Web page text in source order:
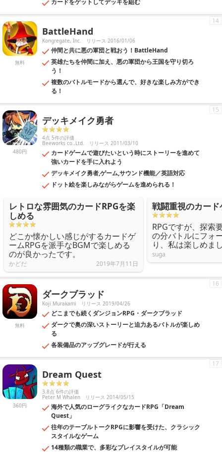
カードをゲットしてデッキを組む
無料
BattleHand
Kongregate, Inc. リリース 2016/01/06
仲間と共に悪の軍団と戦おう！BattleHand
英雄たちを仲間に加え、悪の軍団から王国を守り切ろ
う！
複数のバトルモードから選んで、好きな楽しみ方ができ
る！
14
480円
デッキメイク勇者
4点 5件の評価
Beeworks co.,Ltd. リリース 2011/03/10
カードゲームで遊びたいという時にストーリーを進めて
強いカードを手に入れよう
デッキメイク勇者,ゲーム,サウンド機能／英語対応
ドット絵を楽しみながらゲームを進められる！
15
レトロな雰囲気のカードRPGを楽
しめる
どこか懐かしい感じがするカードゲ
ームRPGを派手なBGMで楽しめる
のが良かったです。
かどだ 2019年7月11日
戦闘重視のカード
RPGですが、探索
の分バトルにフォ
り、私は楽しめま
suga
無料
ダークブラッド
Koji Murakami リリース 2019/04/26
どこまでも続くダンジョンRPG・ダークブラッド
ダークで奥の深いストーリーと迫力あるバトルが楽しめ
る
各装備品のアップグレードが行える
16
360円
Dream Quest
3.8点 6件の評価
Peter M Whalen リリース 2014/05/15
海外で人気のローグライクなカードRPG「Dream
Quest」
往年のテーブルトークRPGに影響を受けた、クラシック
スタイルなゲーム
14種類の職業で、多彩なプレイスタイルが可能
17